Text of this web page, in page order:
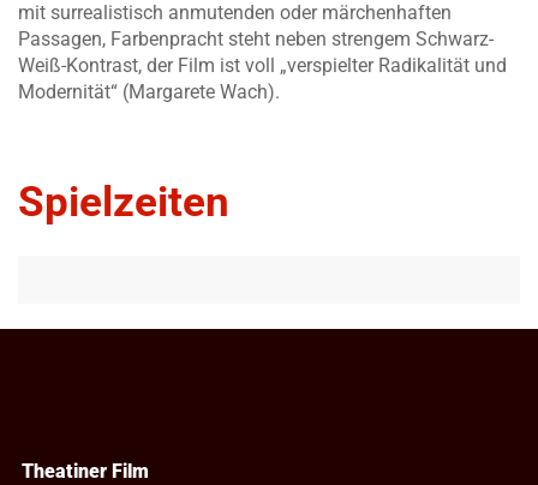
mit surrealistisch anmutenden oder märchenhaften
Passagen, Farbenpracht steht neben strengem Schwarz-
Weiß-Kontrast, der Film ist voll „verspielter Radikalität und
Modernität“ (Margarete Wach).
Spielzeiten
Theatiner Film